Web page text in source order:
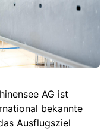
AG ist
bekannte
Ausflugsziel